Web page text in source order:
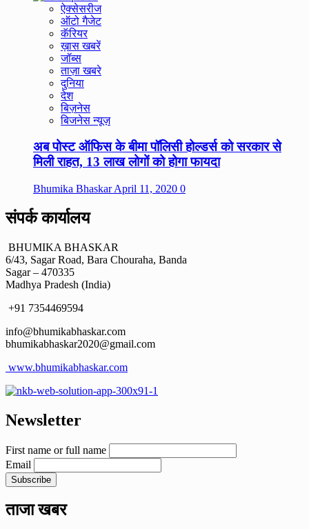
ऐक्सेसरीज
ऑटो गैजेट
कॅरियर
ख़ास खबरें
जॉब्स
ताज़ा खबरे
दुनिया
देश
बिज़नेस
बिजनेस न्यूज़
अब पोस्ट ऑफिस के बीमा पॉलिसी होल्डर्स को सरकार से
मिली राहत, 13 लाख लोगों को होगा फायदा
Bhumika BhaskarApril 11, 2020 0
संपर्क कार्यालय
BHUMIKA BHASKAR
6/43, Sagar Road, Bara Chouraha, Banda
Sagar – 470335
Madhya Pradesh (India)
+91 7354469594
info@bhumikabhaskar.com
bhumikabhaskar2020@gmail.com
www.bhumikabhaskar.com
Newsletter
First name or full name
Email
ताजा खबर